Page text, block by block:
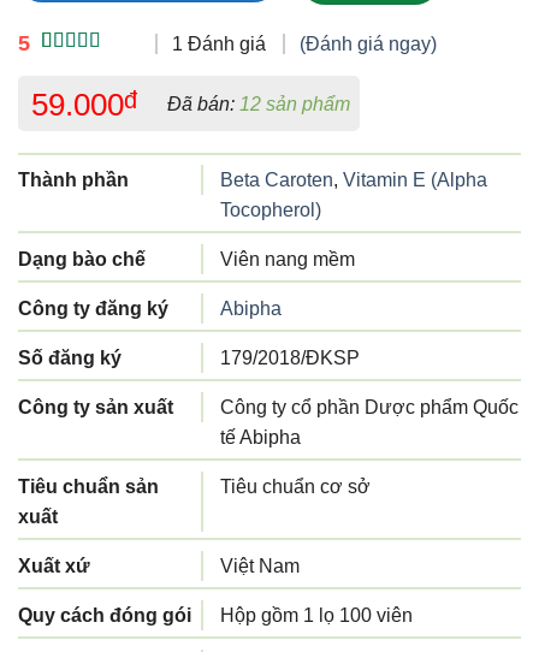
5
đánh giá
1 Đánh giá (Đánh giá ngay)
59.000đ Đã bán: 12 sản phẩm
Thành phần Beta Caroten, Vitamin E (Alpha
Tocopherol)
Dạng bào chế Viên nang mềm
Công ty đăng ký Abipha
Số đăng ký 179/2018/ĐKSP
Công ty sản xuất
Công ty cổ phần Dược phẩm Quốc
tế Abipha
Tiêu chuẩn sản
xuất
Tiêu chuẩn cơ sở
Xuất xứ Việt Nam
Quy cách đóng gói Hộp gồm 1 lọ 100 viên